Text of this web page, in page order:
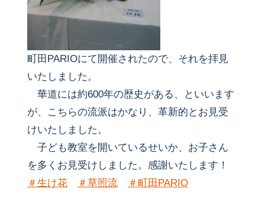
町田PARIOにて開催されたので、それを拝見
いたしました。
華道には約600年の歴史がある、といいます
が、こちらの流派はかなり、革新的とお見受
けいたしました。
子ども教室を開いているせいか、お子さん
を多くお見受けしました。感謝いたします！
＃ 生け花 ＃ 草照流 ＃ 町田PARIO